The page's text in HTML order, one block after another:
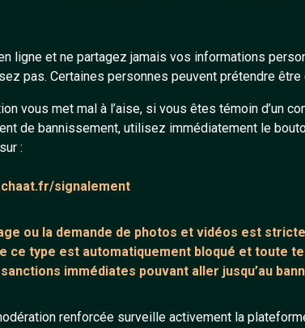
ligne et ne partagez jamais vos informations
pas. Certaines personnes peuvent prétendre être
vous met mal à l’aise, si vous êtes témoin d’un
de bannissement, utilisez immédiatement le
:
signalement
ou la demande de photos et vidéos est
ce type est automatiquement bloqué et toute
immédiates pouvant aller jusqu’au
renforcée surveille activement la
(0)